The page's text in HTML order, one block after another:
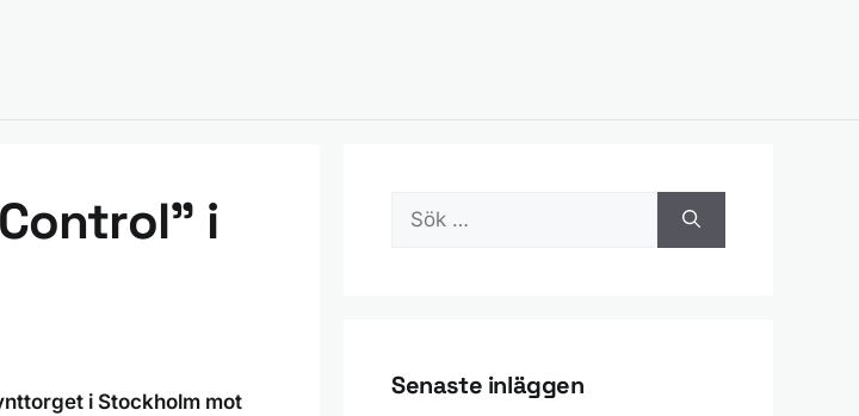
i
i Stockholm mot
Sök
Senaste inläggen